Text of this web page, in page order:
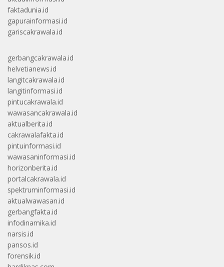
faktadunia.id
gapurainformasi.id
gariscakrawala.id
gerbangcakrawala.id
helvetianews.id
langitcakrawala.id
langitinformasi.id
pintucakrawala.id
wawasancakrawala.id
aktualberita.id
cakrawalafakta.id
pintuinformasi.id
wawasaninformasi.id
horizonberita.id
portalcakrawala.id
spektruminformasi.id
aktualwawasan.id
gerbangfakta.id
infodinamika.id
narsis.id
pansos.id
forensik.id